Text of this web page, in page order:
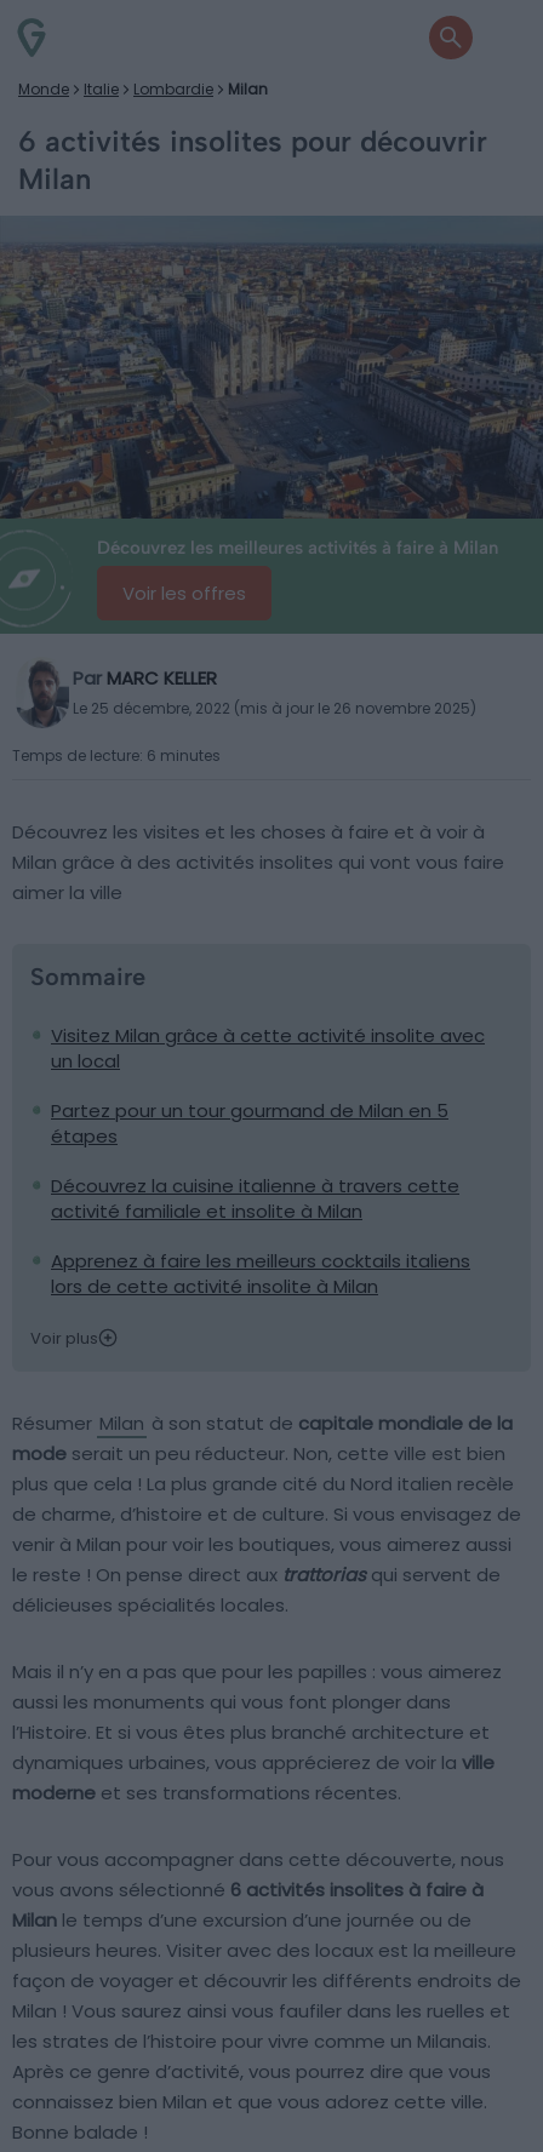
Monde Italie Lombardie Milan
6 activités insolites pour découvrir
Milan
Découvrez les meilleures activités à faire à Milan
Voir les offres
Par MARC KELLER
Le 25 décembre, 2022 (mis à jour le 26 novembre 2025)
Temps de lecture: 6 minutes
Découvrez les visites et les choses à faire et à voir à
Milan grâce à des activités insolites qui vont vous faire
aimer la ville
Sommaire
Visitez Milan grâce à cette activité insolite avec
un local
Partez pour un tour gourmand de Milan en 5
étapes
Découvrez la cuisine italienne à travers cette
activité familiale et insolite à Milan
Apprenez à faire les meilleurs cocktails italiens
lors de cette activité insolite à Milan
Voir plus
Résumer Milan à son statut de capitale mondiale de la
mode serait un peu réducteur. Non, cette ville est bien
plus que cela ! La plus grande cité du Nord italien recèle
de charme, d’histoire et de culture. Si vous envisagez de
venir à Milan pour voir les boutiques, vous aimerez aussi
le reste ! On pense direct aux trattoriasqui servent de
délicieuses spécialités locales.
Mais il n’y en a pas que pour les papilles : vous aimerez
aussi les monuments qui vous font plonger dans
l’Histoire. Et si vous êtes plus branché architecture et
dynamiques urbaines, vous apprécierez de voir la ville
moderne et ses transformations récentes.
Pour vous accompagner dans cette découverte, nous
vous avons sélectionné 6 activités insolites à faire à
Milan le temps d’une excursion d’une journée ou de
plusieurs heures. Visiter avec des locaux est la meilleure
façon de voyager et découvrir les différents endroits de
Milan ! Vous saurez ainsi vous faufiler dans les ruelles et
les strates de l’histoire pour vivre comme un Milanais.
Après ce genre d’activité, vous pourrez dire que vous
connaissez bien Milan et que vous adorez cette ville.
Bonne balade !